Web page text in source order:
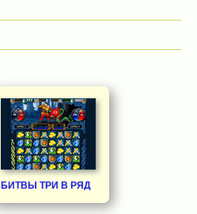
БИТВЫ ТРИ В РЯД